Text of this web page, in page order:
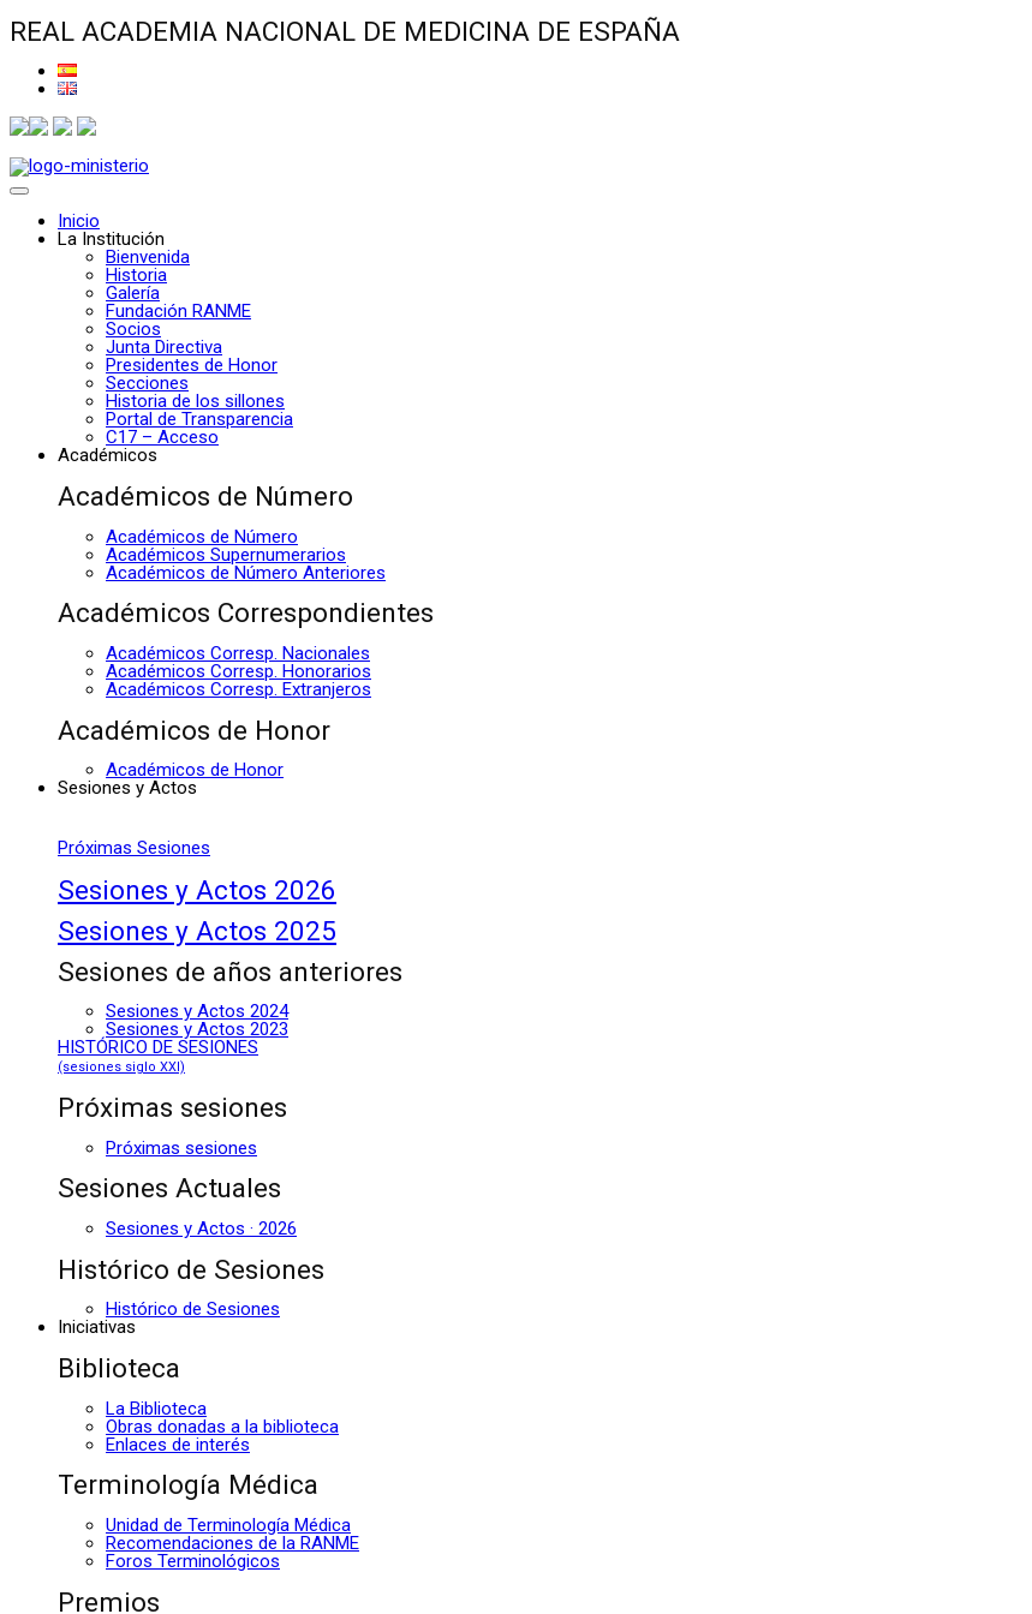
REAL ACADEMIA NACIONAL DE MEDICINA DE ESPAÑA
Inicio
La Institución
Bienvenida
Historia
Galería
Fundación RANME
Socios
Junta Directiva
Presidentes de Honor
Secciones
Historia de los sillones
Portal de Transparencia
C17 – Acceso
Académicos
Académicos de Número
Académicos de Número
Académicos Supernumerarios
Académicos de Número Anteriores
Académicos Correspondientes
Académicos Corresp. Nacionales
Académicos Corresp. Honorarios
Académicos Corresp. Extranjeros
Académicos de Honor
Académicos de Honor
Sesiones y Actos
Próximas Sesiones
Sesiones y Actos 2026
Sesiones y Actos 2025
Sesiones de años anteriores
Sesiones y Actos 2024
Sesiones y Actos 2023
HISTÓRICO DE SESIONES
(sesiones siglo XXI)
Próximas sesiones
Próximas sesiones
Sesiones Actuales
Sesiones y Actos · 2026
Histórico de Sesiones
Histórico de Sesiones
Iniciativas
Biblioteca
La Biblioteca
Obras donadas a la biblioteca
Enlaces de interés
Terminología Médica
Unidad de Terminología Médica
Recomendaciones de la RANME
Foros Terminológicos
Premios